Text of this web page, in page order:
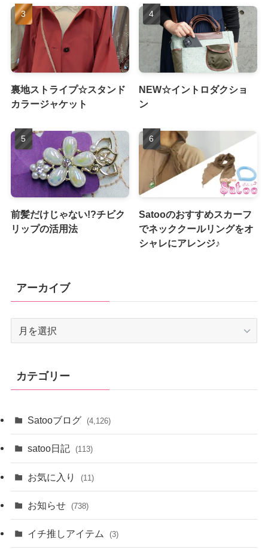
裏地ストライプ☆スタンド
カラージャケット
NEW☆イントロダクショ
ン
前髪だけじゃない!?チビク
リップの活用法
Satooのおすすめスカーフ
でネッククールリングをオ
シャレにアレンジ♪
アーカイブ
ブ
カテゴリー
Satooブログ (4,126)
satoo日記 (113)
お気に入り (11)
お知らせ (738)
イチ推しアイテム (3)